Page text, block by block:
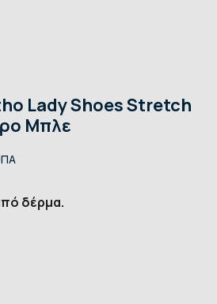
Lady Shoes Stretch
Μπλε
δέρμα.